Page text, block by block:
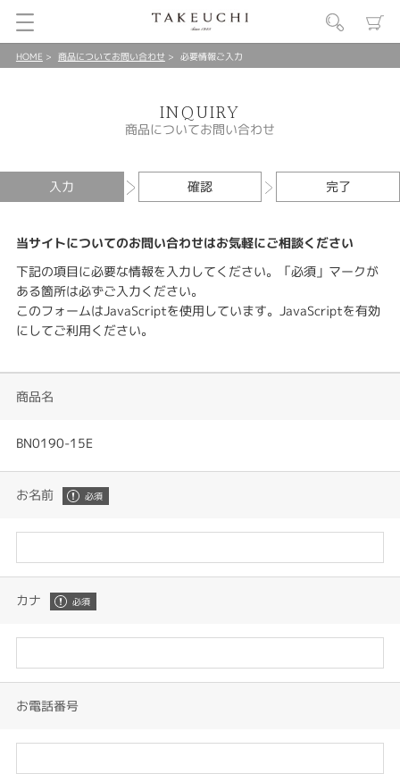
HOME 商品についてお問い合わせ 必要情報ご入力
INQUIRY
商品についてお問い合わせ
入力 確認 完了
当サイトについてのお問い合わせはお気軽にご相談ください
下記の項目に必要な情報を入力してください。「必須」マークが
ある箇所は必ずご入力ください。
このフォームはJavaScriptを使用しています。JavaScriptを有効
にしてご利用ください。
商品名
BN0190-15E
お名前
カナ
お電話番号